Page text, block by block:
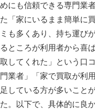
めにも信頼できる専門業
た「家にいるまま簡単に
ミも多くあり、持ち運び
るところが利用者から喜
取してくれた」という口
門業者」「家で買取が利
足している方が多いこと
た。以下で、具体的に良